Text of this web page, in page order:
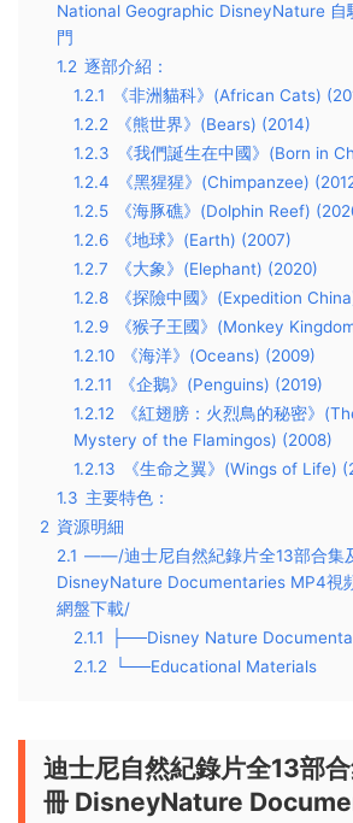
National Geographic DisneyNature 自
門
1.2 逐部介紹：
1.2.1
《非洲貓科》(African Cats)
1.2.2
《熊世界》(Bears) (2014)
1.2.3
《我們誕生在中國》(Born in
1.2.4
《黑猩猩》(Chimpanzee)
1.2.5
《海豚礁》(Dolphin Reef)
1.2.6
《地球》(Earth) (2007)
1.2.7
《大象》(Elephant) (2020)
1.2.8
《探險中國》(Expedition
1.2.9
《猴子王國》(Monkey
1.2.10
《海洋》(Oceans) (2009)
1.2.11
《企鵝》(Penguins) (2019)
1.2.12
《紅翅膀：火烈鳥的秘密》
Mystery of the Flamingos) (2008)
1.2.13
《生命之翼》(Wings of Life)
1.3 主要特色：
2 資源明細
2.1 ——/迪士尼自然紀錄片全13部合集
DisneyNature Documentaries MP4視
網盤下載/
2.1.1
├──Disney Nature
2.1.2
└──Educational Materials
迪士尼自然紀錄片全13部
冊 DisneyNature